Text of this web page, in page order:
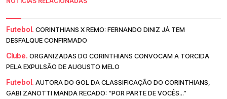
Futebol. CORINTHIANS X REMO: FERNANDO DINIZ JÁ TEM
DESFALQUE CONFIRMADO
Clube. ORGANIZADAS DO CORINTHIANS CONVOCAM A TORCIDA
PELA EXPULSÃO DE AUGUSTO MELO
Futebol. AUTORA DO GOL DA CLASSIFICAÇÃO DO CORINTHIANS,
GABI ZANOTTI MANDA RECADO: “POR PARTE DE VOCÊS...”